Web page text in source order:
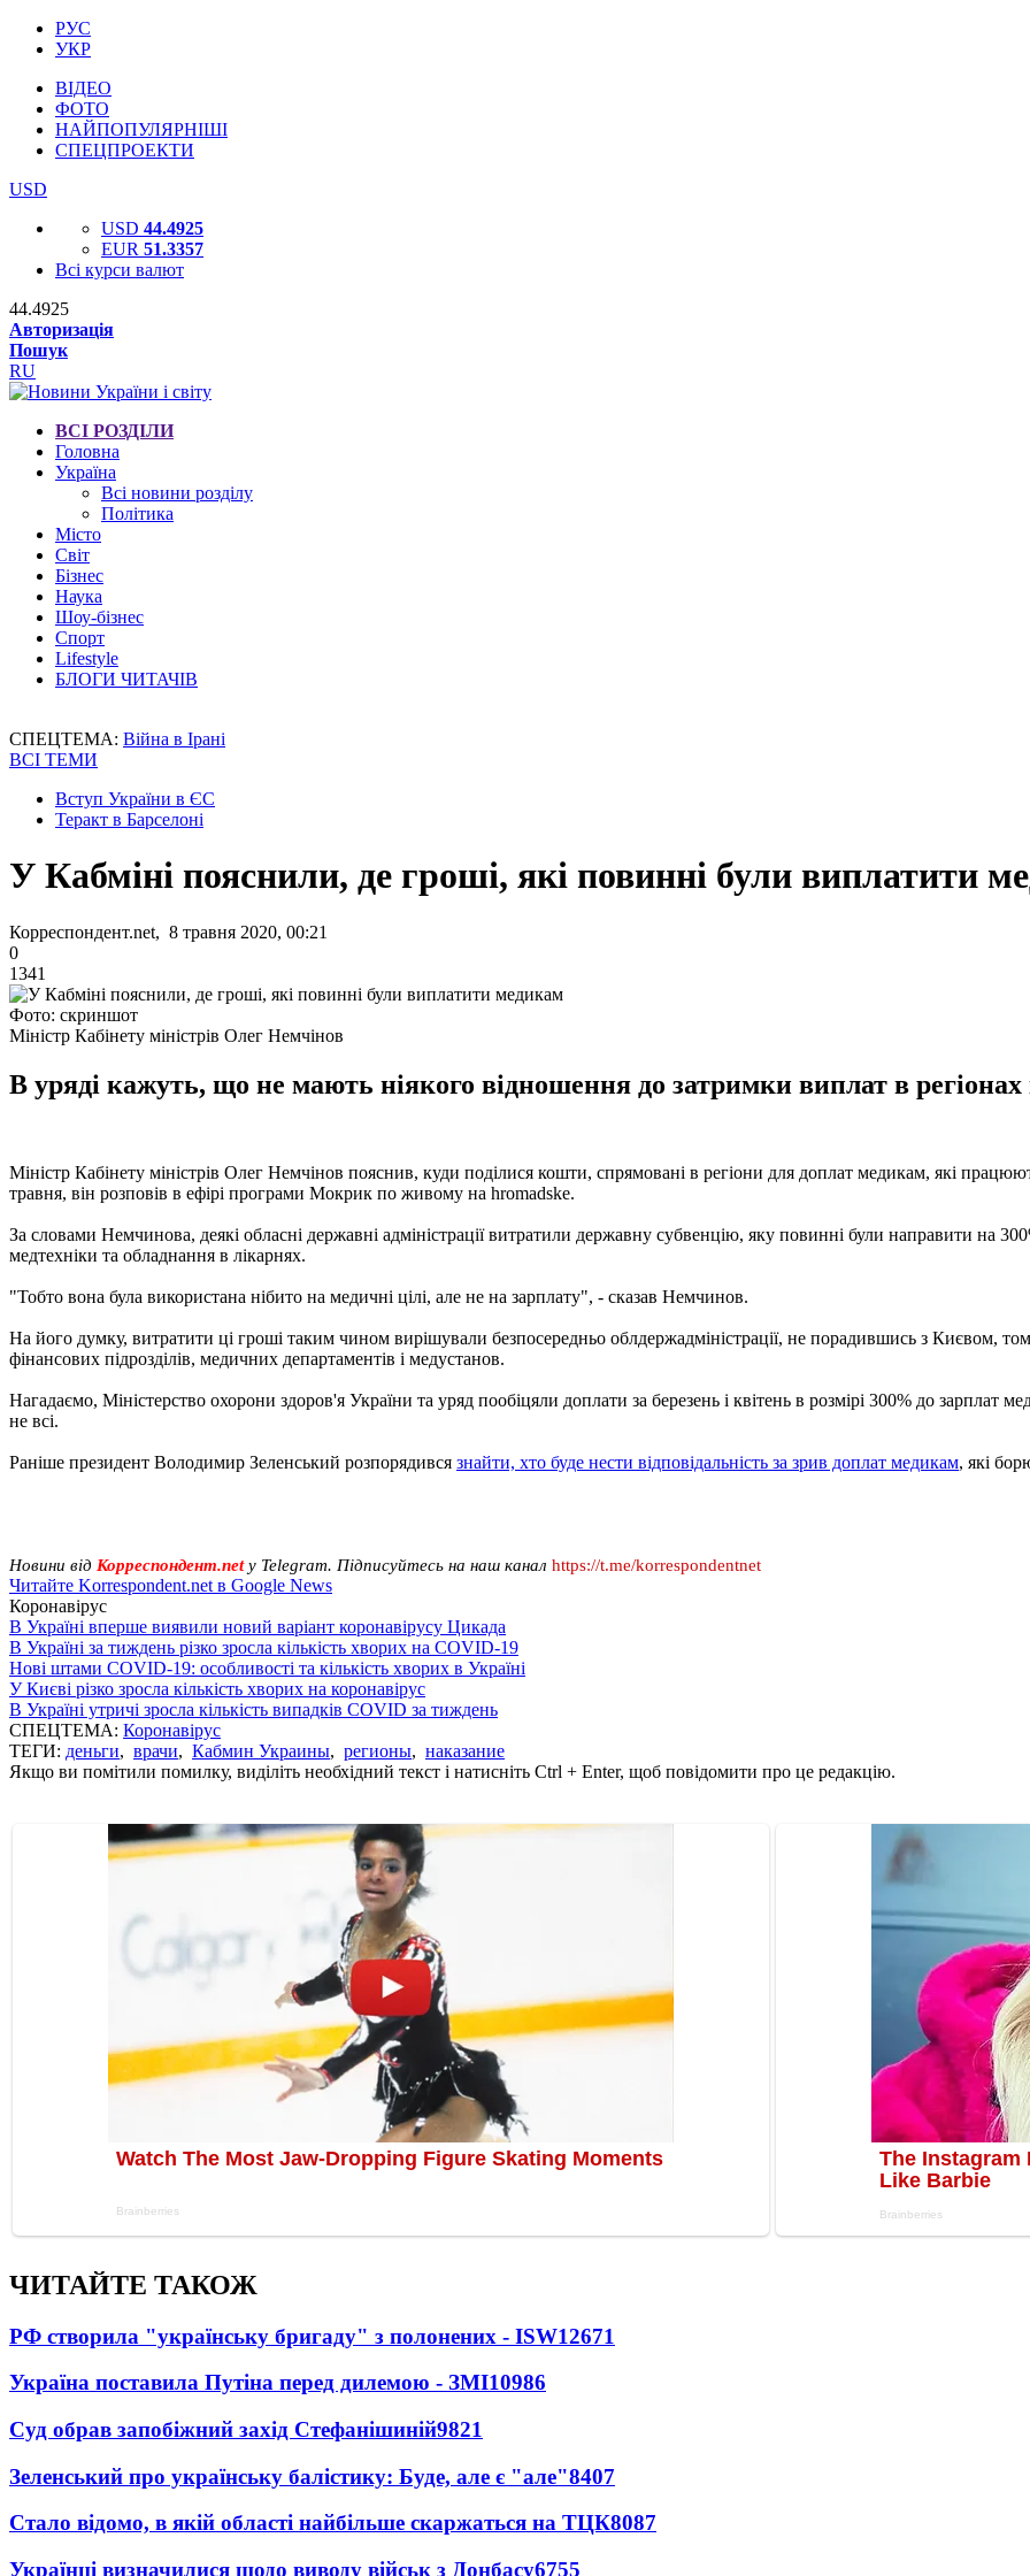
РУС
УКР
ВІДЕО
ФОТО
НАЙПОПУЛЯРНІШІ
СПЕЦПРОЕКТИ
USD
USD 44.4925
EUR 51.3357
Всі курси валют
44.4925
Авторизація
Пошук
RU
ВСІ РОЗДІЛИ
Головна
Україна
Всі новини розділу
Політика
Місто
Світ
Бізнес
Наука
Шоу-бізнес
Спорт
Lifestyle
БЛОГИ ЧИТАЧІВ
СПЕЦТЕМА: Війна в Ірані
ВСІ ТЕМИ
Вступ України в ЄС
Теракт в Барселоні
У Кабміні пояснили, де гроші, які повинні були виплатити
Корреспондент.net, 8 травня 2020, 00:21
0
1341
Фото: скриншот
Міністр Кабінету міністрів Олег Немчінов
В уряді кажуть, що не мають ніякого відношення до затримки виплат в
Міністр Кабінету міністрів Олег Немчінов пояснив, куди поділися кошти, спрямовані в регіони для доплат медикам, які
травня, він розповів в ефірі програми Мокрик по живому на hromadske.
За словами Немчинова, деякі обласні державні адміністрації витратили державну субвенцію, яку повинні були направити на
медтехніки та обладнання в лікарнях.
"Тобто вона була використана нібито на медичні цілі, але не на зарплату", - сказав Немчинов.
На його думку, витратити ці гроші таким чином вирішували безпосередньо облдержадміністрації, не порадившись з Києвом,
фінансових підрозділів, медичних департаментів і медустанов.
Нагадаємо, Міністерство охорони здоров'я України та уряд пообіцяли доплати за березень і квітень в розмірі 300% до
не всі.
Раніше президент Володимир Зеленський розпорядився знайти, хто буде нести відповідальність за зрив доплат медикам, які
Новини від Корреспондент.net у Telegram. Підписуйтесь на наш канал https://t.me/korrespondentnet
Читайте Korrespondent.net в Google News
Коронавірус
В Україні вперше виявили новий варіант коронавірусу Цикада
В Україні за тиждень різко зросла кількість хворих на COVID-19
Нові штами COVID-19: особливості та кількість хворих в Україні
У Києві різко зросла кількість хворих на коронавірус
В Україні утричі зросла кількість випадків COVID за тиждень
СПЕЦТЕМА: Коронавірус
ТЕГИ: деньги, врачи, Кабмин Украины, регионы, наказание
Якщо ви помітили помилку, виділіть необхідний текст і натисніть Ctrl + Enter, щоб повідомити про це редакцію.
ЧИТАЙТЕ ТАКОЖ
РФ створила "українську бригаду" з полонених - ISW12671
Україна поставила Путіна перед дилемою - ЗМІ10986
Суд обрав запобіжний захід Стефанішиній9821
Зеленський про українську балістику: Буде, але є "але"8407
Стало відомо, в якій області найбільше скаржаться на ТЦК8087
Українці визначилися щодо виводу військ з Донбасу6755